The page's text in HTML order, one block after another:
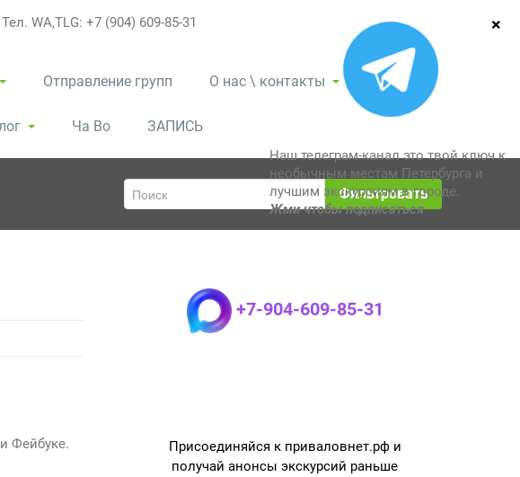
WA,TLG: +7 (904) 609-85-31
Отправление групп О нас \ контакты
Ча Во ЗАПИСЬ
Фильтровать
Фейбуке.
+7-904-609-85-31
Присоединяйся к приваловнет.рф и
получай анонсы экскурсий раньше
Наш телеграм-канал это твой ключ к
необычным местам Петербурга и
лучшим экскурсиям в городе.
Жми чтобы подписаться